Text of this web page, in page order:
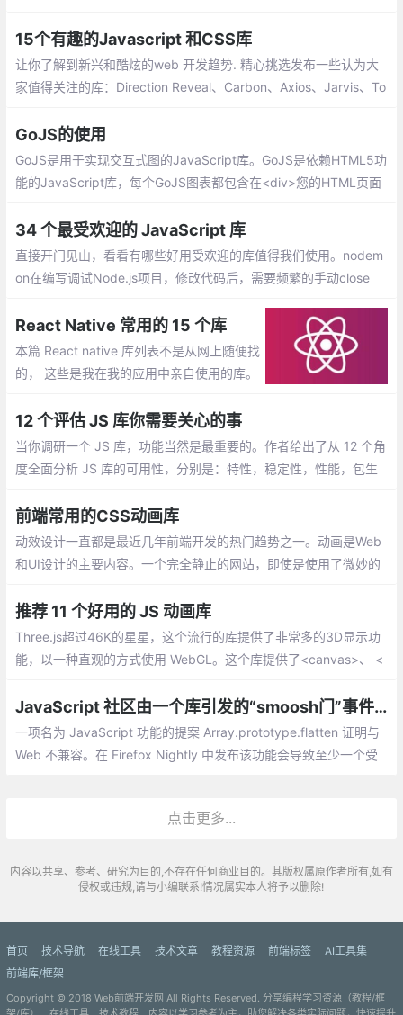
数，分数，单位和矩阵。
15个有趣的Javascript 和CSS库
让你了解到新兴和酷炫的web 开发趋势. 精心挑选发布一些认为大
家值得关注的库：Direction Reveal、Carbon、Аxios、Jarvis、To
GoJS的使用
GoJS是用于实现交互式图的JavaScript库。GoJS是依赖HTML5功
能的JavaScript库，每个GoJS图表都包含在<div>您的HTML页面
34 个最受欢迎的 JavaScript 库
直接开门见山，看看有哪些好用受欢迎的库值得我们使用。nodem
on在编写调试Node.js项目，修改代码后，需要频繁的手动close
个工具
React Native 常用的 15 个库
本篇 React native 库列表不是从网上随便找
的， 这些是我在我的应用中亲自使用的库。
研究并在我的程序中尝试后，我选择了这些
库。
12 个评估 JS 库你需要关心的事
当你调研一个 JS 库，功能当然是最重要的。作者给出了从 12 个角
度全面分析 JS 库的可用性，分别是：特性，稳定性，性能，包生
势
前端常用的CSS动画库
动效设计一直都是最近几年前端开发的热门趋势之一。动画是Web
和UI设计的主要内容。一个完全静止的网站，即使是使用了微妙的
西一样。
推荐 11 个好用的 JS 动画库
Three.js超过46K的星星，这个流行的库提供了非常多的3D显示功
能，以一种直观的方式使用 WebGL。这个库提供了<canvas>、 <
建丰富的交互体验
JavaScript 社区由一个库引发的“smoosh门”事件到底怎么回事？
一项名为 JavaScript 功能的提案 Array.prototype.flatten 证明与
Web 不兼容。在 Firefox Nightly 中发布该功能会导致至少一个受
点击更多...
内容以共享、参考、研究为目的,不存在任何商业目的。其版权属原作者所有,如有
侵权或违规,请与小编联系!情况属实本人将予以删除!
首页 技术导航 在线工具 技术文章 教程资源 前端标签
AI工具集
前端库/框架